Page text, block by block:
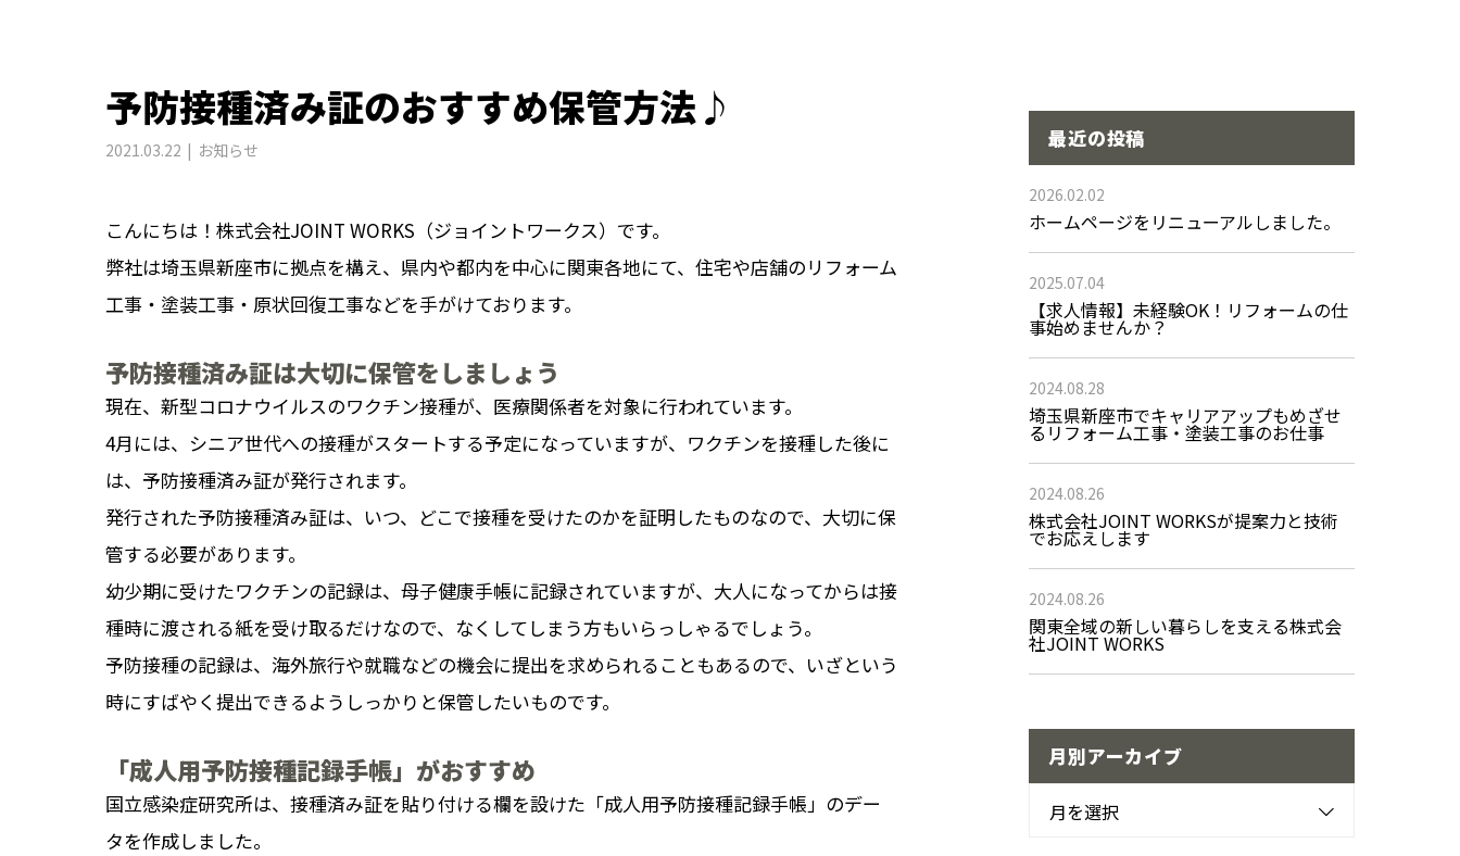
予防接種済み証のおすすめ保管方法♪
2021.03.22 お知らせ
こんにちは！株式会社JOINT WORKS（ジョイントワークス）です。
弊社は埼玉県新座市に拠点を構え、県内や都内を中心に関東各地にて、住宅や店舗のリフォーム
工事・塗装工事・原状回復工事などを手がけております。
予防接種済み証は大切に保管をしましょう
現在、新型コロナウイルスのワクチン接種が、医療関係者を対象に行われています。
4月には、シニア世代への接種がスタートする予定になっていますが、ワクチンを接種した後に
は、予防接種済み証が発行されます。
発行された予防接種済み証は、いつ、どこで接種を受けたのかを証明したものなので、大切に保
管する必要があります。
幼少期に受けたワクチンの記録は、母子健康手帳に記録されていますが、大人になってからは接
種時に渡される紙を受け取るだけなので、なくしてしまう方もいらっしゃるでしょう。
予防接種の記録は、海外旅行や就職などの機会に提出を求められることもあるので、いざという
時にすばやく提出できるようしっかりと保管したいものです。
「成人用予防接種記録手帳」がおすすめ
国立感染症研究所は、接種済み証を貼り付ける欄を設けた「成人用予防接種記録手帳」のデー
タを作成しました。
最近の投稿
2026.02.02
ホームページをリニューアルしました。
2025.07.04
【求人情報】未経験OK！リフォームの仕
事始めませんか？
2024.08.28
埼玉県新座市でキャリアアップもめざせ
るリフォーム工事・塗装工事のお仕事
2024.08.26
株式会社JOINT WORKSが提案力と技術
でお応えします
2024.08.26
関東全域の新しい暮らしを支える株式会
社JOINT WORKS
月別アーカイブ
月を選択